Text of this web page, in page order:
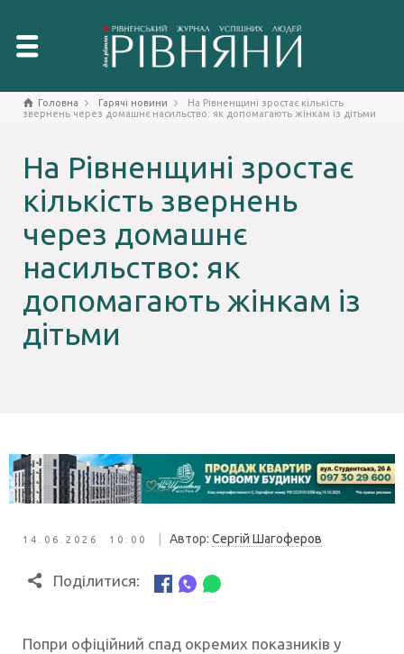
Головна Гарячі новини
На Рівненщині зростає кількість
звернень через домашнє насильство: як допомагають жінкам із дітьми
На Рівненщині зростає
кількість звернень
через домашнє
насильство: як
допомагають жінкам із
дітьми
14.06.2026 10:00 Автор: Сергій Шагоферов
Поділитися:
Попри офіційний спад окремих показників у